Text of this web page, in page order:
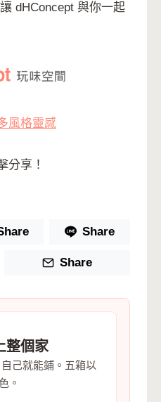
dHConcept 與你一起
風格靈感
分享！
Share
Share
整個家
己就能鋪。五箱以
。